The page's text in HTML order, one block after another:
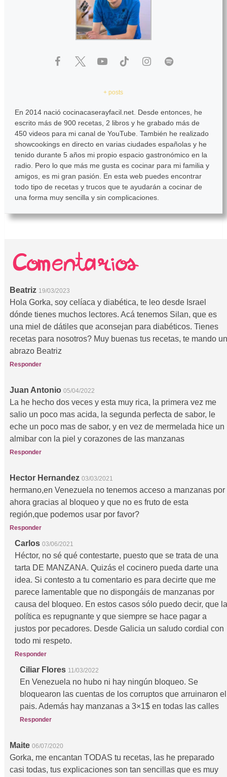
+ posts
En 2014 nació cocinacaserayfacil.net. Desde entonces, he
escrito más de 900 recetas, 2 libros y he grabado más de
450 videos para mi canal de YouTube. También he realizado
showcookings en directo en varias ciudades españolas y he
tenido durante 5 años mi propio espacio gastronómico en la
radio. Pero lo que más me gusta es cocinar para mi familia y
amigos, es mi gran pasión. En esta web puedes encontrar
todo tipo de recetas y trucos que te ayudarán a cocinar de
una forma muy sencilla y sin complicaciones.
Beatriz 19/03/2023
Hola Gorka, soy celíaca y diabética, te leo desde Israel
dónde tienes muchos lectores. Acá tenemos Silan, que es
una miel de dátiles que aconsejan para diabéticos. Tienes
recetas para nosotros? Muy buenas tus recetas, te mando un
abrazo Beatriz
Responder
Juan Antonio 05/04/2022
La he hecho dos veces y esta muy rica, la primera vez me
salio un poco mas acida, la segunda perfecta de sabor, le
eche un poco mas de sabor, y en vez de mermelada hice un
almibar con la piel y corazones de las manzanas
Responder
Hector Hernandez 03/03/2021
hermano,en Venezuela no tenemos acceso a manzanas por
ahora gracias al bloqueo y que no es fruto de esta
región,que podemos usar por favor?
Responder
Carlos 03/06/2021
Héctor, no sé qué contestarte, puesto que se trata de una
tarta DE MANZANA. Quizás el cocinero pueda darte una
idea. Si contesto a tu comentario es para decirte que me
parece lamentable que no dispongáis de manzanas por
causa del bloqueo. En estos casos sólo puedo decir, que la
política es repugnante y que siempre se hace pagar a
justos por pecadores. Desde Galicia un saludo cordial con
todo mi respeto.
Responder
Ciliar Flores 11/03/2022
En Venezuela no hubo ni hay ningún bloqueo. Se
bloquearon las cuentas de los corruptos que arruinaron el
pais. Además hay manzanas a 3×1$ en todas las calles
Responder
Maite 06/07/2020
Gorka, me encantan TODAS tu recetas, las he preparado
casi todas, tus explicaciones son tan sencillas que es muy